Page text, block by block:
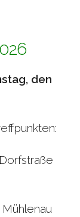
den